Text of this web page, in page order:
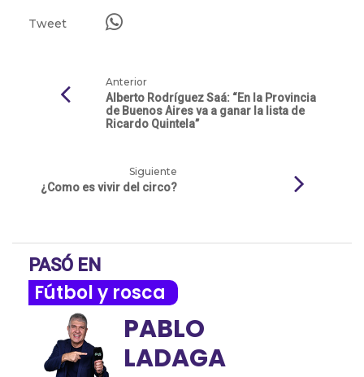
Tweet
Anterior
Alberto Rodríguez Saá: “En la Provincia
de Buenos Aires va a ganar la lista de
Ricardo Quintela”
Siguiente
¿Como es vivir del circo?
PASÓ EN
Fútbol y rosca
PABLO
LADAGA